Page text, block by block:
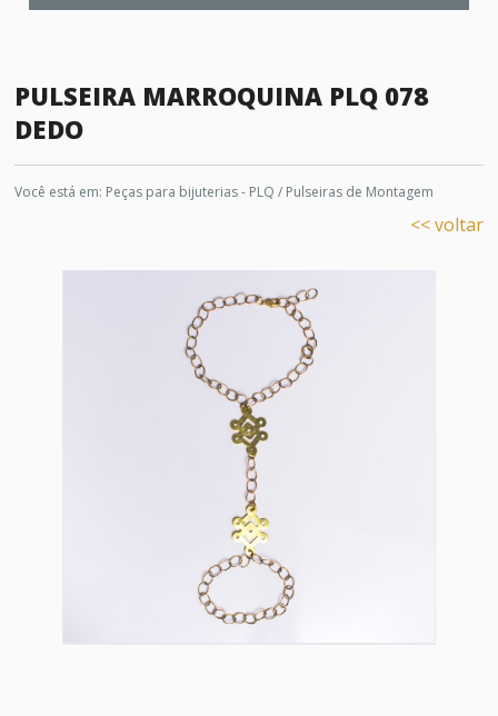
PULSEIRA MARROQUINA PLQ 078
DEDO
Você está em: Peças para bijuterias - PLQ / Pulseiras de Montagem
<< voltar